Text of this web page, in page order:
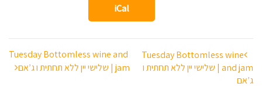
iCal
ניווט
Tuesday Bottomless wine
and jam | שלישי יין ללא תחתית ו
ג’אם
Tuesday Bottomless wine and
jam | שלישי יין ללא תחתית ו ג’אם